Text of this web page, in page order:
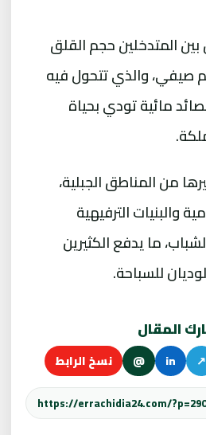
المتدخلين حجم القلق
صيفي، والذي تتحول فيه
مائية تودي بحياة
من المناطق الجبلية،
والبنيات الترفيهية
ما يدفع الكثيرين
للسباحة.
المقال
↗
in
@ نسخ الرابط